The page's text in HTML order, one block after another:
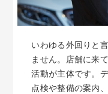
いわゆる外回りと
ません。店舗に来
活動が主体です。
点検や整備の案内